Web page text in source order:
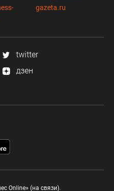
gazeta.ru
twitter
дзен
Online» (на связи).